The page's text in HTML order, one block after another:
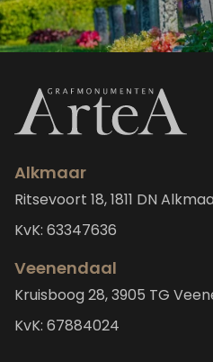
Alkmaar
Ritsevoort 18, 1811 DN
KvK: 63347636
Veenendaal
Kruisboog 28, 3905 TG
KvK: 67884024